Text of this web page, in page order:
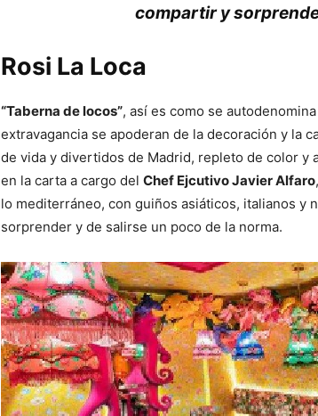
compartir y
Rosi La Loca
“Taberna de locos”, así es como se
extravagancia se apoderan de la decoración y la
de vida y divertidos de Madrid, repleto de color y
en la carta a cargo del Chef Ejcutivo Javier Alfaro
lo mediterráneo, con guiños asiáticos, italianos y
sorprender y de salirse un poco de la norma.